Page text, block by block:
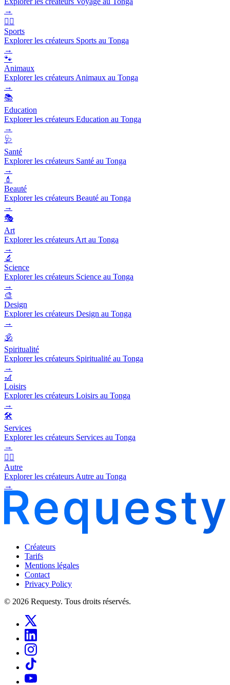
→
🏃‍♂️
Sports
Explorer les créateurs Sports au Tonga
→
🐾
Animaux
Explorer les créateurs Animaux au Tonga
→
📚
Education
Explorer les créateurs Education au Tonga
→
🩺
Santé
Explorer les créateurs Santé au Tonga
→
💄
Beauté
Explorer les créateurs Beauté au Tonga
→
🎭
Art
Explorer les créateurs Art au Tonga
→
🔬
Science
Explorer les créateurs Science au Tonga
→
🎨
Design
Explorer les créateurs Design au Tonga
→
🕉️
Spiritualité
Explorer les créateurs Spiritualité au Tonga
→
🎢
Loisirs
Explorer les créateurs Loisirs au Tonga
→
🛠️
Services
Explorer les créateurs Services au Tonga
→
🧜‍♂️
Autre
Explorer les créateurs Autre au Tonga
→
Créateurs
Tarifs
Mentions légales
Contact
Privacy Policy
© 2026 Requesty. Tous droits réservés.